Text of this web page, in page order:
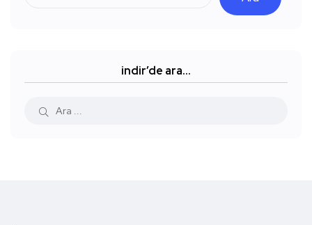
indir’de ara…